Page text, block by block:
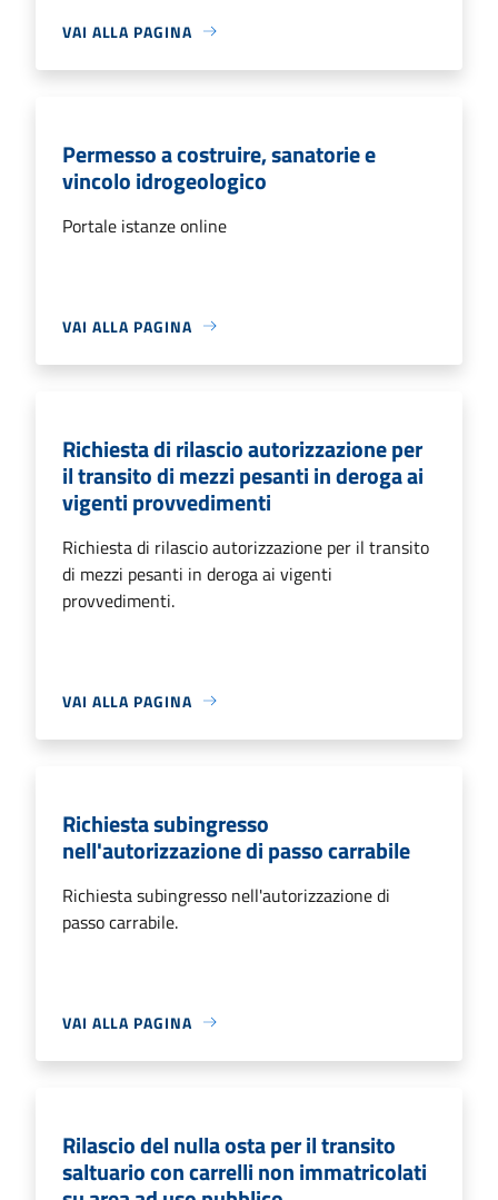
VAI ALLA PAGINA
Permesso a costruire, sanatorie e
vincolo idrogeologico
Portale istanze online
VAI ALLA PAGINA
Richiesta di rilascio autorizzazione per
il transito di mezzi pesanti in deroga ai
vigenti provvedimenti
Richiesta di rilascio autorizzazione per il transito
di mezzi pesanti in deroga ai vigenti
provvedimenti.
VAI ALLA PAGINA
Richiesta subingresso
nell'autorizzazione di passo carrabile
Richiesta subingresso nell'autorizzazione di
passo carrabile.
VAI ALLA PAGINA
Rilascio del nulla osta per il transito
saltuario con carrelli non immatricolati